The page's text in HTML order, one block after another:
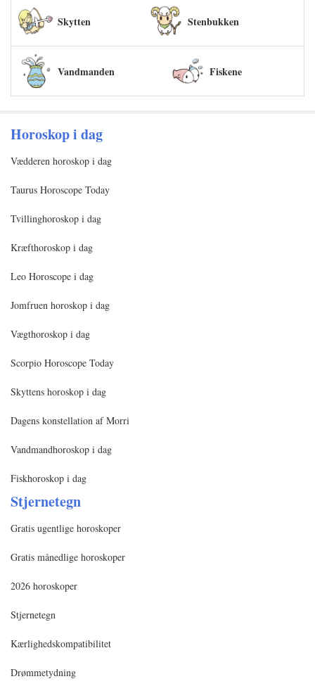
Skytten Stenbukken
Vandmanden Fiskene
Horoskop i dag
Vædderen horoskop i dag
Taurus Horoscope Today
Tvillinghoroskop i dag
Kræfthoroskop i dag
Leo Horoscope i dag
Jomfruen horoskop i dag
Vægthoroskop i dag
Scorpio Horoscope Today
Skyttens horoskop i dag
Dagens konstellation af Morri
Vandmandhoroskop i dag
Fiskhoroskop i dag
Stjernetegn
Gratis ugentlige horoskoper
Gratis månedlige horoskoper
2026 horoskoper
Stjernetegn
Kærlighedskompatibilitet
Drømmetydning